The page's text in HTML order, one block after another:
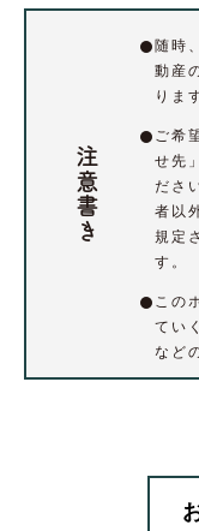
注意書き
随時
動産
りま
ご希
せ先
ださ
者以
規定
す。
この
てい
など